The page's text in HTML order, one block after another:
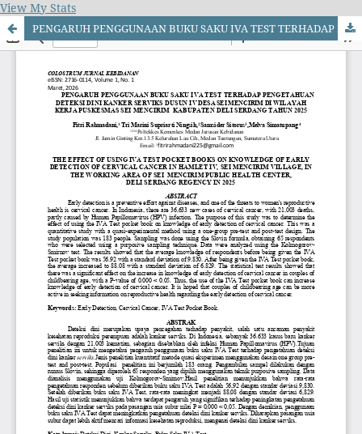
View My Stats
PENGARUH PENGGUNAAN BUKU SAKU IVA TEST TERHADAP PENGETAHUAN DETEKSI DINI KANKER SERVIKS DUSUN IV DESA SEI MENCIRIM DI WILAYAH KERJA PUSKESMAS SEI MENCIRIM KABUPATEN DELI SERDANG TAHUN 2025